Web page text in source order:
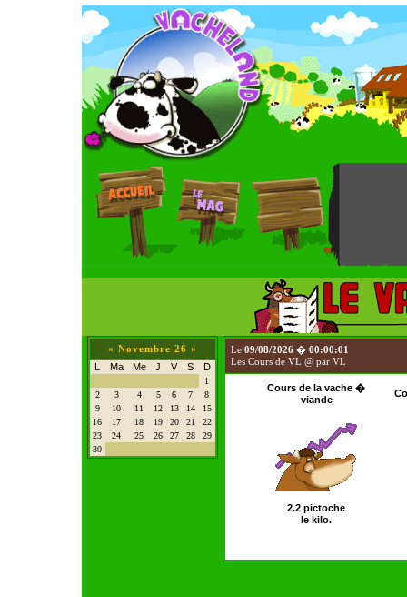
« Novembre 26 »
L
Ma Me J V S D
1
2
3 4 5 6 7
8
9
10 11 12 13 14
15
16
17 18 19 20 21
22
23
24 25 26 27 28
29
30
Le 09/08/2026 � 00:00:01
Les Cours de VL @ par VL
Cours de la vache �
viande
2.2 pictoche
le kilo.